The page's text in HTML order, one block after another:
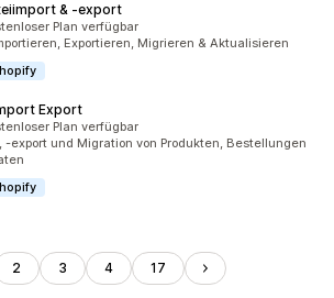
& ‑export
insgesamtPlan verfügbar
Exportieren, Migrieren & Aktualisieren
Export
insgesamtPlan verfügbar
-export und Migration von Produkten, Bestellungen
2 3 4 17